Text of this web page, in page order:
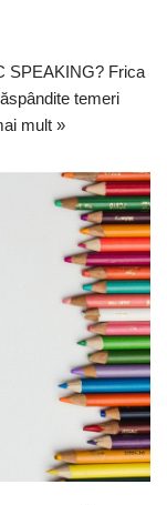
SPEAKING? Frica
temeri
mult »